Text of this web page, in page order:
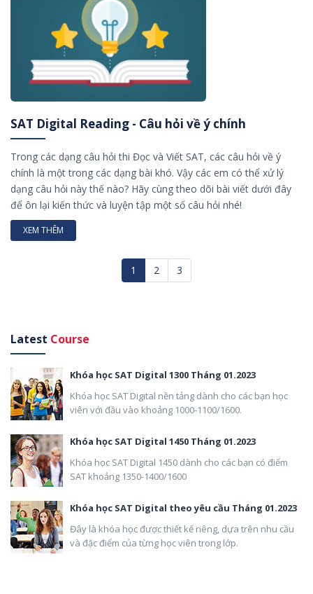
SAT Digital Reading - Câu hỏi về ý chính
Trong các dạng câu hỏi thi Đọc và Viết SAT, các câu hỏi về ý
chính là một trong các dạng bài khó. Vậy các em có thể xử lý
dạng câu hỏi này thế nào? Hãy cùng theo dõi bài viết dưới đây
để ôn lại kiến thức và luyện tập một số câu hỏi nhé!
XEM THÊM
1 2 3
Latest Course
Khóa học SAT Digital 1300 Tháng 01.2023
Khóa học SAT Digital nền tảng dành cho các bạn học
viên với đầu vào khoảng 1000-1100/1600.
Khóa học SAT Digital 1450 Tháng 01.2023
Khóa học SAT Digital 1450 dành cho các bạn có điểm
SAT khoảng 1350-1400/1600
Khóa học SAT Digital theo yêu cầu Tháng 01.2023
Đây là khóa học được thiết kế riêng, dựa trên nhu cầu
và đặc điểm của từng học viên trong lớp.